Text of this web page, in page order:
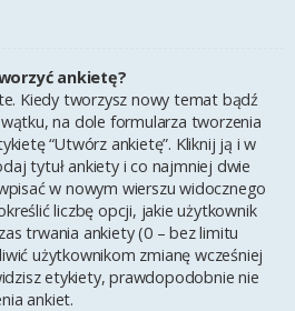
ankietę?
Kiedy tworzysz nowy temat bądź
na dole formularza tworzenia
“Utwórz ankietę”. Kliknij ją i w
tytuł ankiety i co najmniej dwie
w nowym wierszu widocznego
liczbę opcji, jakie użytkownik
trwania ankiety (0 – bez limitu
użytkownikom zmianę wcześniej
etykiety, prawdopodobnie nie
ankiet.